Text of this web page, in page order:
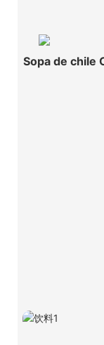
Sopa de chile